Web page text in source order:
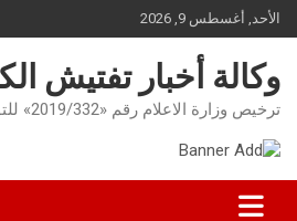
Skip
to
content
الأحد, أغسطس 9, 2026
وكالة أخبار تفتيش
ترخيص وزارة الاعلام رقم «2019/332» للتواصل : 51787720